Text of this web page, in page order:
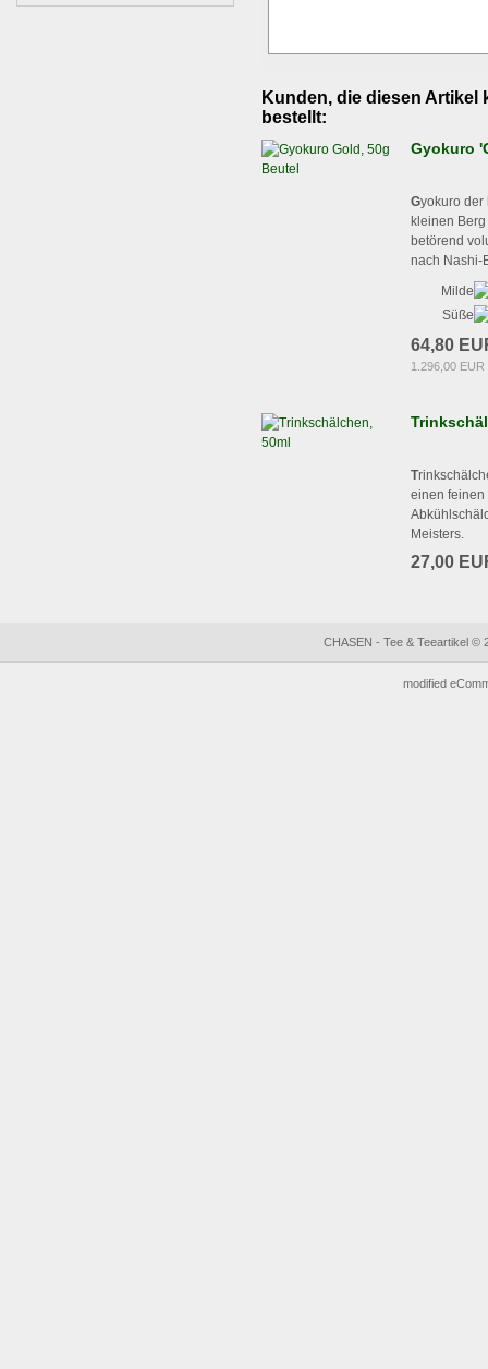
Kunden, die diesen Artikel
bestellt:
Gyokuro
Gyokuro der
kleinen
betörend
nach Nashi-
Milde
Süße
64,80
1.296,00
T
einen feinen
Meisters.
27,00
CHASEN - Tee & Teeartikel ©
modified